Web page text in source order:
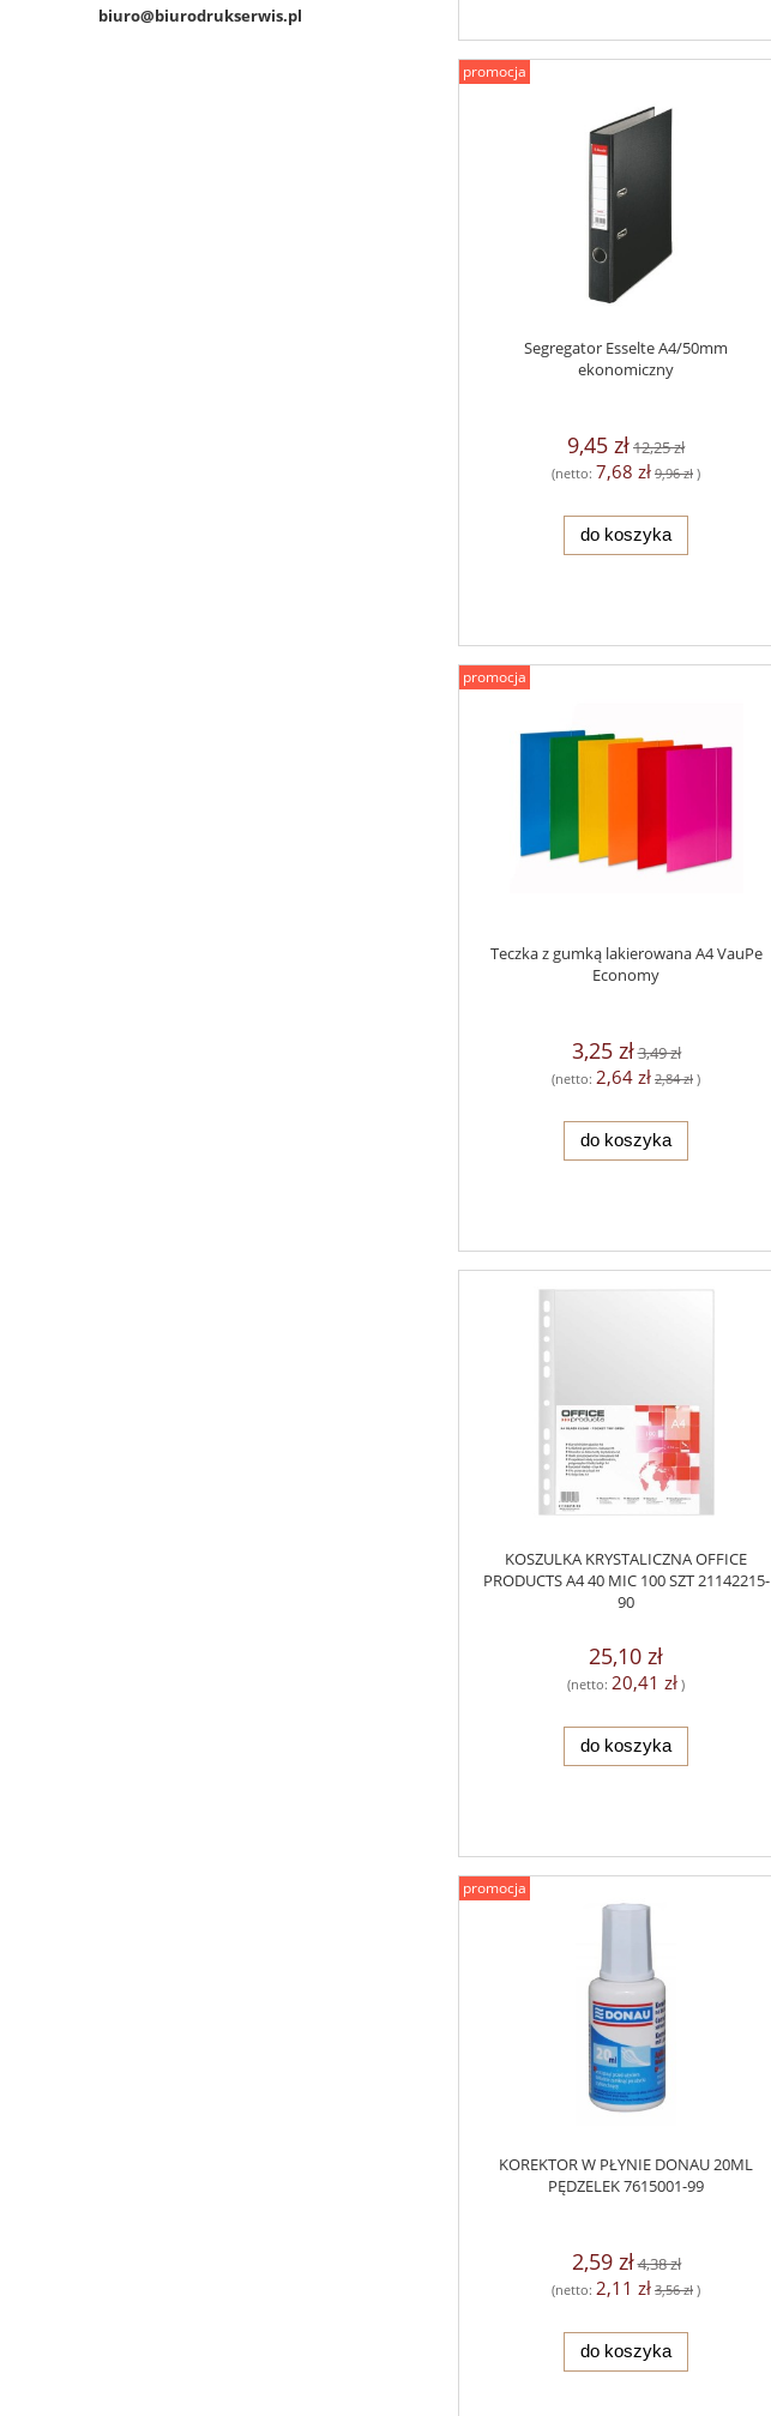
biuro@biurodrukserwis.pl
Segregator Esselte A4/50mm
ekonomiczny
9,45 zł12,25 zł
(netto: 7,68 zł 9,96 zł )
do koszyka
promocja
Teczka z gumką lakierowana A4 VauPe
Economy
3,25 zł3,49 zł
(netto: 2,64 zł 2,84 zł )
do koszyka
promocja
KOSZULKA KRYSTALICZNA OFFICE
PRODUCTS A4 40 MIC 100 SZT 21142215-
90
25,10 zł
(netto: 20,41 zł )
do koszyka
KOREKTOR W PŁYNIE DONAU 20ML
PĘDZELEK 7615001-99
2,59 zł4,38 zł
(netto: 2,11 zł 3,56 zł )
do koszyka
promocja